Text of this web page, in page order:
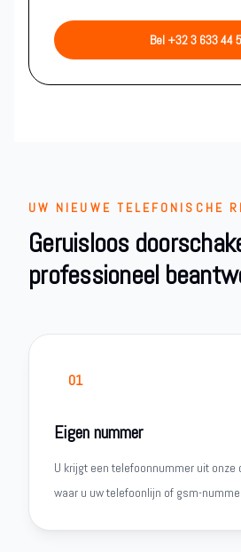
Bel +32 3 633 44
UW NIEUWE TELEFONISCHE
Geruisloos
professioneel
01
Eigen nummer
U krijgt een telefoonnummer uit onze
waar u uw telefoonlijn of gsm-